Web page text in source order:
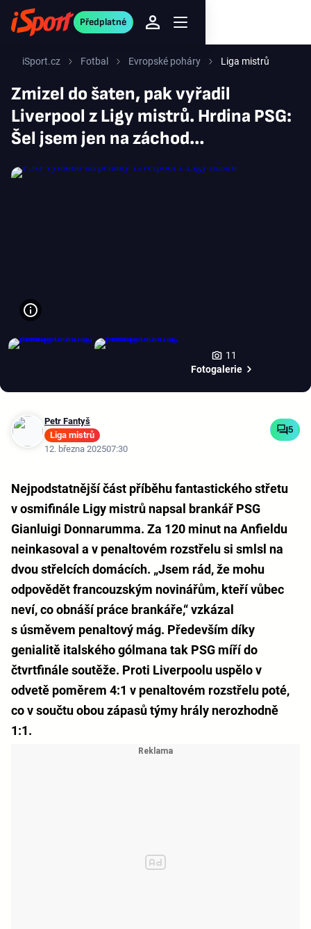
Předplatné
iSport.cz Fotbal Evropské poháry Liga mistrů
Zmizel do šaten, pak vyřadil
Liverpool z Ligy mistrů. Hrdina PSG:
Šel jsem jen na záchod…
11
Fotogalerie
Petr Fantyš
Liga mistrů
12. března 202507:30
5
Nejpodstatnější část příběhu fantastického střetu
v osmifinále Ligy mistrů napsal brankář PSG
Gianluigi Donnarumma. Za 120 minut na Anfieldu
neinkasoval a v penaltovém rozstřelu si smlsl na
dvou střelcích domácích. „Jsem rád, že mohu
odpovědět francouzským novinářům, kteří vůbec
neví, co obnáší práce brankáře,“ vzkázal
s úsměvem penaltový mág. Především díky
genialitě italského gólmana tak PSG míří do
čtvrtfinále soutěže. Proti Liverpoolu uspělo v
odvetě poměrem 4:1 v penaltovém rozstřelu poté,
co v součtu obou zápasů týmy hrály nerozhodně
1:1.